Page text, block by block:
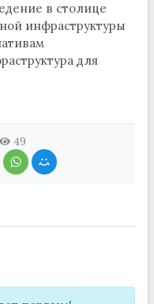
в столице
инфраструктуры
для
49